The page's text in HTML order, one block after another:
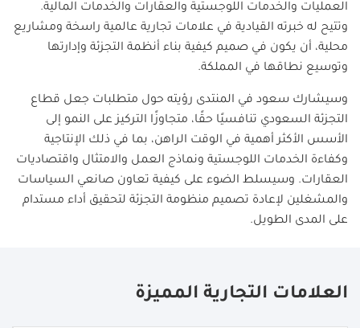
العمليات والخدمات اللوجستية والعقارات والخدمات المالية.
وتتيح له خبرته القيادية في علامات تجارية عالمية راسخة ومشاريع
محلية، أن يكون في صميم كيفية بناء أنظمة التجزئة وإدارتها
وتوسيع نطاقها في المملكة.
وسيشارك سعود في المنتدى رؤيته حول متطلبات جعل قطاع
التجزئة السعودي تنافسيًا حقًا، متجاوزًا التركيز على النمو إلى
الأسس الأكثر أهمية في الوقت الراهن، بما في ذلك الإنتاجية
وكفاءة الخدمات اللوجستية ونماذج العمل والامتثال واقتصاديات
العقارات. وسيسلط الضوء على كيفية تعاون صانعي السياسات
والمشغلين لإعادة تصميم منظومة التجزئة لتحقيق أداء مستدام
على المدى الطويل.
العلامات التجارية المميزة